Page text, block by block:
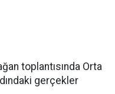
toplantısında Orta
gerçekler